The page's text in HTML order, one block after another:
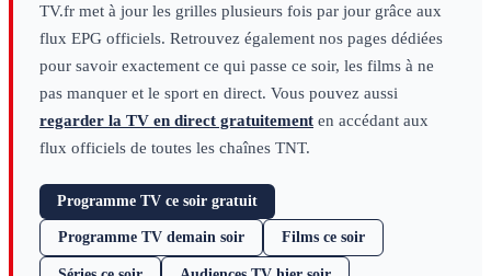
TV.fr met à jour les grilles plusieurs fois par jour grâce aux
flux EPG officiels. Retrouvez également nos pages dédiées
pour savoir exactement ce qui passe ce soir, les films à ne
pas manquer et le sport en direct. Vous pouvez aussi
regarder la TV en direct gratuitement en accédant aux
flux officiels de toutes les chaînes TNT.
Programme TV ce soir gratuit
Programme TV demain soir Films ce soir